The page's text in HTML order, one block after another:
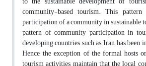
community-based tourism. This
participation of a community in sustainable
pattern of community participation in
developing countries such as Iran, has
Hence, the exception of the formal hosts